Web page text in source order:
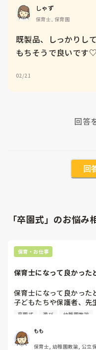
しゃず
保育士, 保育園
既製品、しっかりし
もちそうで良いです♡
02/21
回答
回
「卒園式」のお悩み
保育・お仕事
保育士になって良かっ
保育士になって良かった
子どもたちや保護者、先
てほしいです☺️♡
がらも抱っこしてあげた
た瞬間を10年経った今も
卒園式 遊び 幼稚園教諭
もも
保育士, 幼稚園教諭, 公立